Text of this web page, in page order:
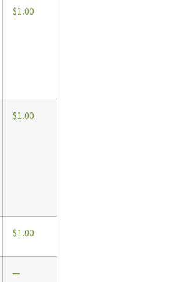
$1.00
$1.00
$1.00
—